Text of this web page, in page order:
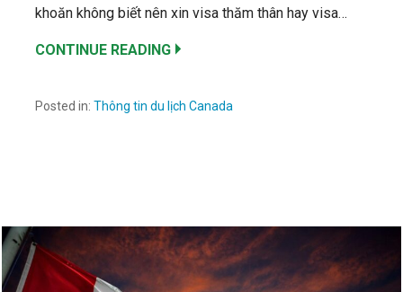
khoăn không biết nên xin visa thăm thân hay visa…
CONTINUE READING
Posted in: Thông tin du lịch Canada